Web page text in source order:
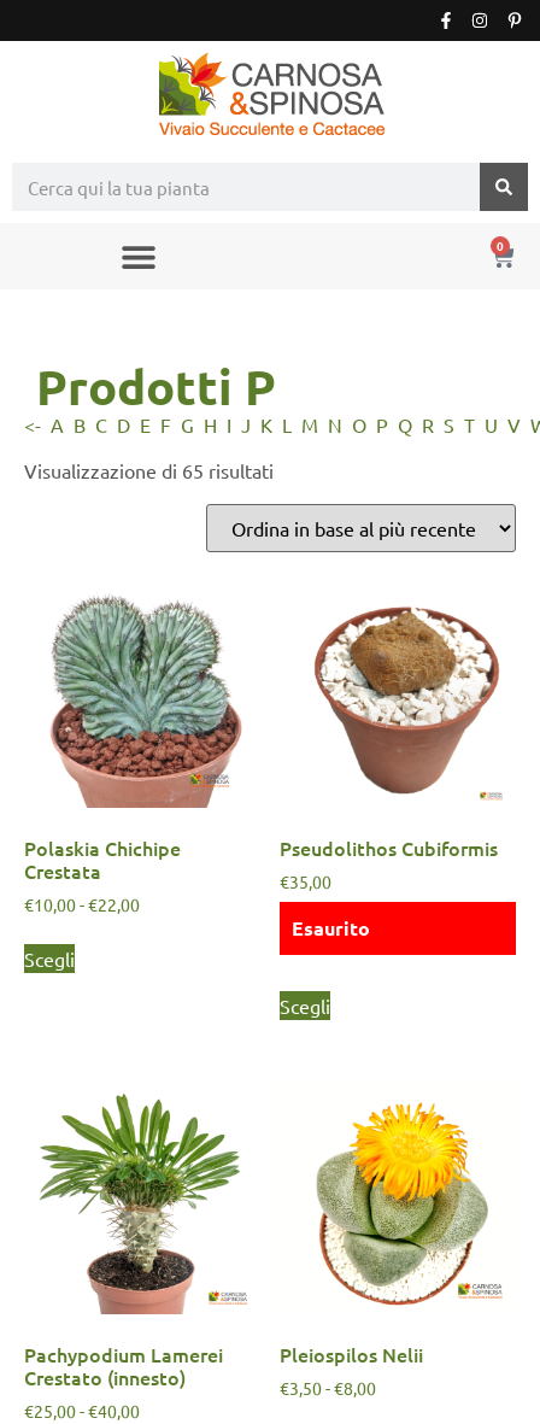
0
Prodotti P
<- A B C D E F G H I J K L M N O P Q R S T U V
Visualizzazione di 65 risultati
Polaskia Chichipe
Crestata
€10,00-€22,00
Scegli
Pseudolithos Cubiformis
€35,00
Esaurito
Scegli
Pachypodium Lamerei
Crestato (innesto)
€25,00-€40,00
Pleiospilos Nelii
€3,50-€8,00